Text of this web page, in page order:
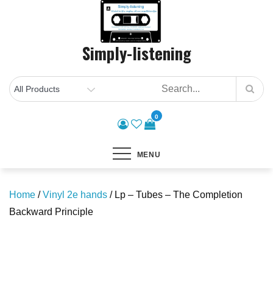
Simply-listening
0
MENU
Home /Vinyl 2e hands / Lp – Tubes – The Completion
Backward Principle